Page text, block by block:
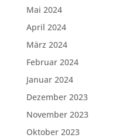
Mai 2024
April 2024
März 2024
Februar 2024
Januar 2024
Dezember 2023
November 2023
Oktober 2023